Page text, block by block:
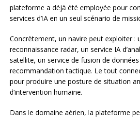
plateforme a déjà été employée pour
services d’IA en un seul scénario de
Concrètement, un navire peut exploiter :
reconnaissance radar, un service IA
satellite, un service de fusion de
recommandation tactique. Le tout
pour produire une posture de situation
d’intervention humaine.
Dans le domaine aérien, la plateforme